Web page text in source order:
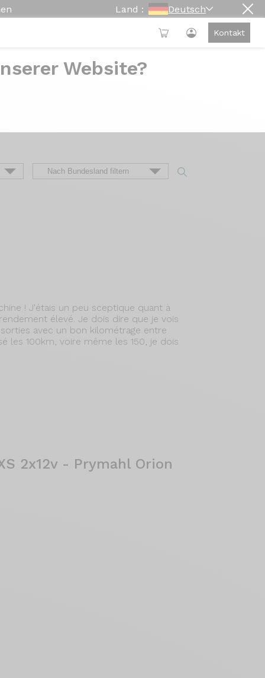
Land : Deutsch
Kontakt
Website?
von der Konfiguration des Fahrrads
! J'étais un peu sceptique quant à
élevé. Je dois dire que je vois
avec un bon kilométrage entre
les 100km, voire même les 150, je dois
2x12v - Prymahl Orion